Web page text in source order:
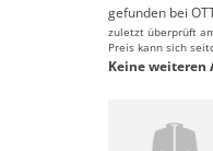
gefunden bei
zuletzt überprüft
Preis kann sich
Keine weiteren